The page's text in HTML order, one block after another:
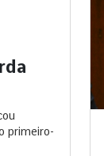
primeiro-